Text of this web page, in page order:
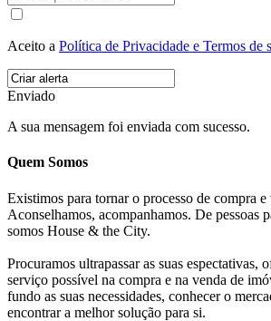
Aceito a Política de Privacidade e Termos de
Enviado
A sua mensagem foi enviada com sucesso.
Quem Somos
Existimos para tornar o processo de compra e
Aconselhamos, acompanhamos. De pessoas
somos House & the City.
Procuramos ultrapassar as suas espectativas,
serviço possível na compra e na venda de
fundo as suas necessidades, conhecer o
encontrar a melhor solução para si.